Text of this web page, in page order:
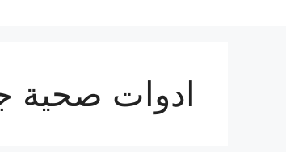
ادوات صحية